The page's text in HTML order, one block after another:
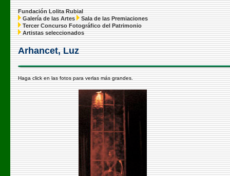
Fundación Lolita Rubial
Galería de las Artes
Sala de las Premiaciones
Tercer Concurso Fotográfico del Patrimonio
Artistas seleccionados
Arhancet, Luz
Haga click en las fotos para verlas más grandes.